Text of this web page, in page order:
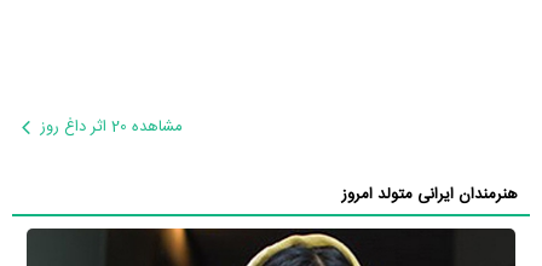
مشاهده 20 اثر داغ روز
هنرمندان ایرانی متولد امروز